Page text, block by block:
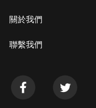
關於我們
聯繫我們